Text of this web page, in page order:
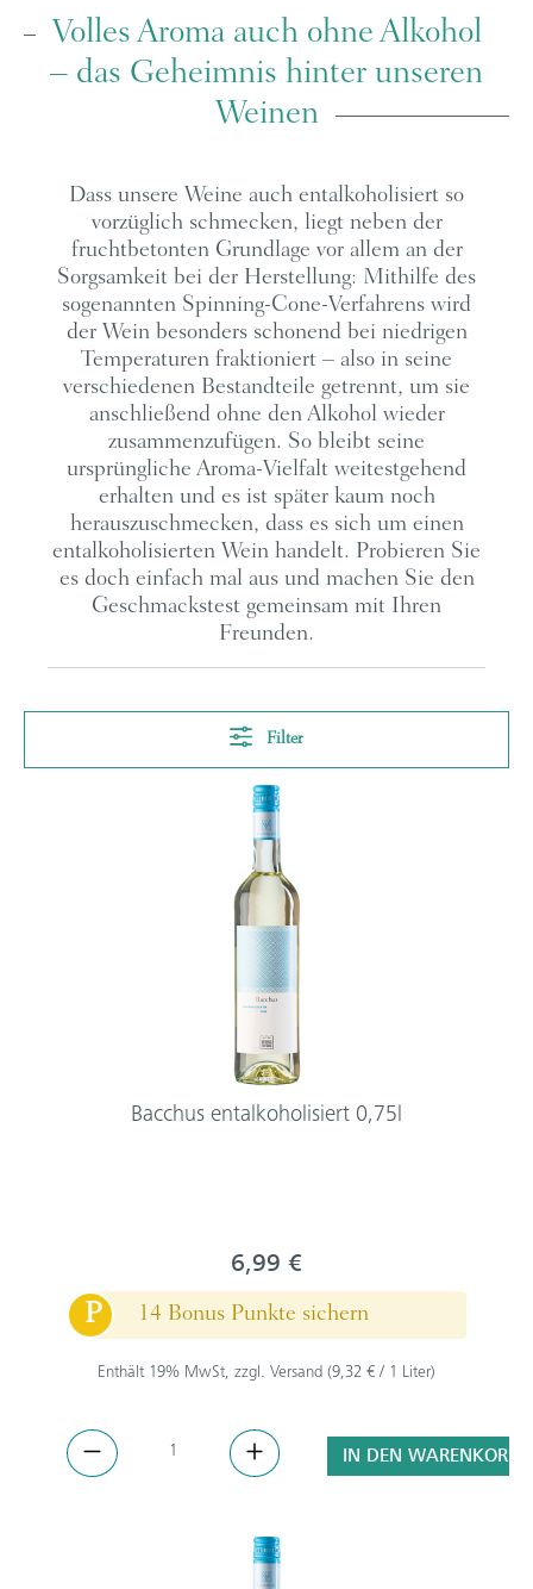
Volles Aroma auch ohne Alkohol
– das Geheimnis hinter unseren
Weinen
Dass unsere Weine auch entalkoholisiert so
vorzüglich schmecken, liegt neben der
fruchtbetonten Grundlage vor allem an der
Sorgsamkeit bei der Herstellung: Mithilfe des
sogenannten Spinning-Cone-Verfahrens wird
der Wein besonders schonend bei niedrigen
Temperaturen fraktioniert – also in seine
verschiedenen Bestandteile getrennt, um sie
anschließend ohne den Alkohol wieder
zusammenzufügen. So bleibt seine
ursprüngliche Aroma-Vielfalt weitestgehend
erhalten und es ist später kaum noch
herauszuschmecken, dass es sich um einen
entalkoholisierten Wein handelt. Probieren Sie
es doch einfach mal aus und machen Sie den
Geschmackstest gemeinsam mit Ihren
Freunden.
Filter
Bacchus entalkoholisiert 0,75l
6,99 €
P
14 Bonus Punkte sichern
Enthält 19% MwSt, zzgl. Versand (9,32 € / 1 Liter)
IN DEN WARENKORB